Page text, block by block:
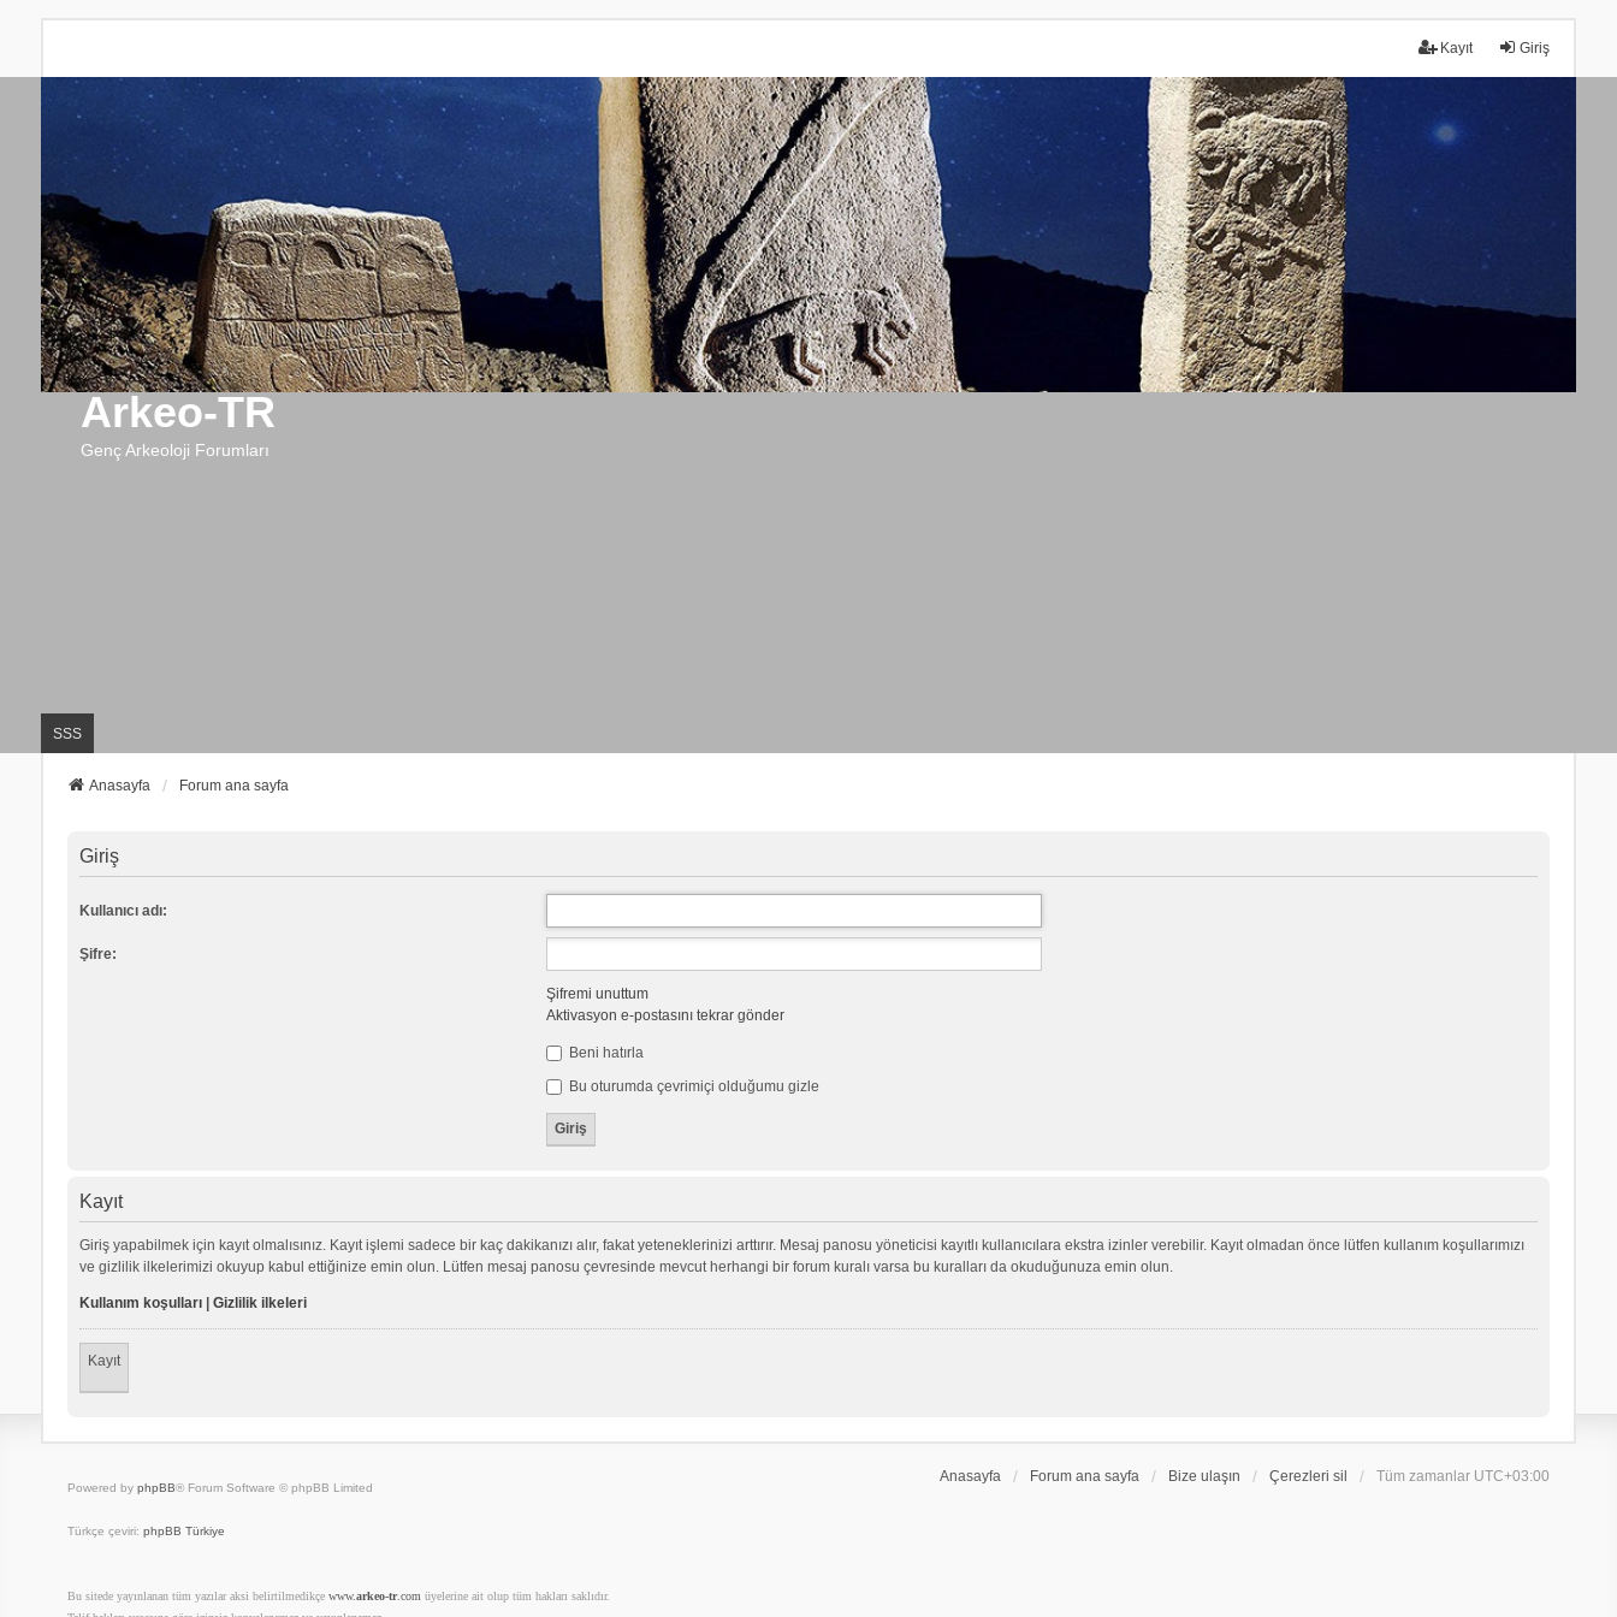
Giriş
Kayıt
Arkeo-TR
Genç Arkeoloji Forumları
SSS
Anasayfa Forum ana sayfa
Giriş
Kullanıcı adı:
Şifre:
Şifremi unuttum
Aktivasyon e-postasını tekrar gönder
Beni hatırla
Bu oturumda çevrimiçi olduğumu gizle
Kayıt
Giriş yapabilmek için kayıt olmalısınız. Kayıt işlemi sadece bir kaç dakikanızı alır, fakat yeteneklerinizi arttırır. Mesaj panosu yöneticisi kayıtlı kullanıcılara ekstra izinler verebilir. Kayıt olmadan önce lütfen kullanım koşullarımızı
ve gizlilik ilkelerimizi okuyup kabul ettiğinize emin olun. Lütfen mesaj panosu çevresinde mevcut herhangi bir forum kuralı varsa bu kuralları da okuduğunuza emin olun.
Kullanım koşulları| Gizlilik ilkeleri
Kayıt
Anasayfa Forum ana sayfa Bize ulaşın Çerezleri sil Tüm zamanlar UTC+03:00
Powered by phpBB® Forum Software © phpBB Limited
Türkçe çeviri: phpBB Türkiye
Bu sitede yayınlanan tüm yazılar aksi belirtilmedikçe www.arkeo-tr.com üyelerine ait olup tüm hakları saklıdır.